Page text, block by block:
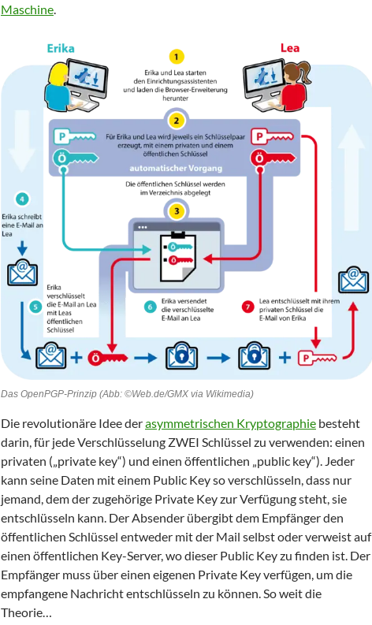
Maschine.
Das OpenPGP-Prinzip (Abb: ©Web.de/GMX via Wikimedia)
Die revolutionäre Idee derasymmetrischen Kryptographie besteht
darin, für jede Verschlüsselung ZWEI Schlüssel zu verwenden: einen
privaten („private key“) und einen öffentlichen „public key“). Jeder
kann seine Daten mit einem Public Key so verschlüsseln, dass nur
jemand, dem der zugehörige Private Key zur Verfügung steht, sie
entschlüsseln kann. Der Absender übergibt dem Empfänger den
öffentlichen Schlüssel entweder mit der Mail selbst oder verweist auf
einen öffentlichen Key-Server, wo dieser Public Key zu finden ist. Der
Empfänger muss über einen eigenen Private Key verfügen, um die
empfangene Nachricht entschlüsseln zu können. So weit die
Theorie…